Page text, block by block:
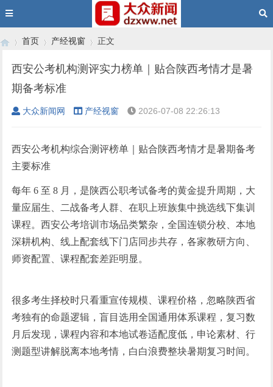
›
首页
›
产经视窗 正文
西安公考机构测评实力榜单｜贴合陕西考情才是暑
期备考标准
大众新闻网 产经视窗 2026-07-08 22:26:13
西安公考机构综合测评榜单｜贴合陕西考情才是暑期备考
主要标准
每年 6 至 8 月，是陕西公职考试备考的黄金提升周期，大
量应届生、二战备考人群、在职上班族集中挑选线下集训
课程。西安公考培训市场品类繁杂，全国连锁分校、本地
深耕机构、线上配套线下门店同步共存，各家教研方向、
师资配置、课程配套差距明显。
很多考生择校时只看重宣传规模、课程价格，忽略陕西省
考独有的命题逻辑，盲目选用全国通用体系课程，复习数
月后发现，课程内容和本地试卷适配度低，申论素材、行
测题型讲解脱离本地考情，白白浪费整块暑期复习时间。